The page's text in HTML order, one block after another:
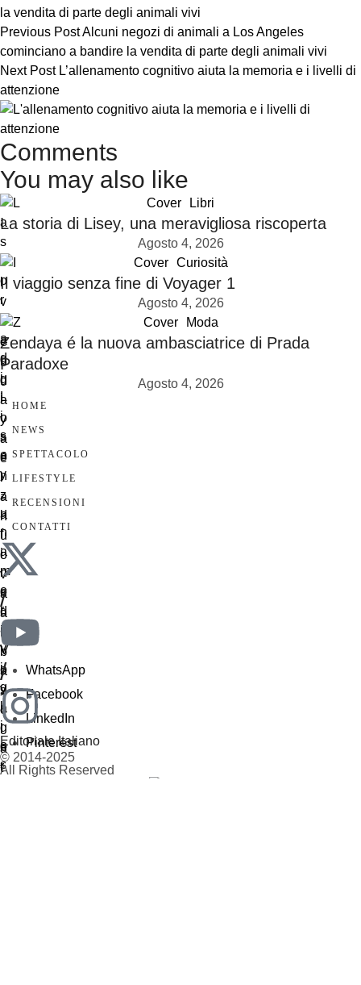
Previous PostAlcuni negozi di animali a Los Angeles
cominciano a bandire la vendita di parte degli animali vivi
Next Post L’allenamento cognitivo aiuta la memoria e i livelli di
attenzione
Comments
You may also like
Cover Libri
La storia di Lisey, una meravigliosa riscoperta
Agosto 4, 2026
Cover
Curiosità
Il viaggio senza fine di Voyager 1
Agosto 4, 2026
Cover
Moda
Zendaya é la nuova ambasciatrice di Prada
Paradoxe
Agosto 4, 2026
HOME
NEWS
SPETTACOLO
LIFESTYLE
RECENSIONI
CONTATTI
/
/
Editoriale Italiano
© 2014-2025
All Rights Reserved
WhatsApp
Facebook
LinkedIn
Pinterest